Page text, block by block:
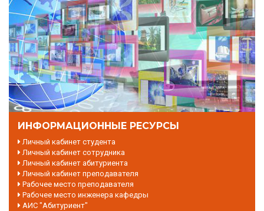
ИНФОРМАЦИОННЫЕ РЕСУРСЫ
Личный кабинет студента
Личный кабинет сотрудника
Личный кабинет абитуриента
Личный кабинет преподавателя
Рабочее место преподавателя
Рабочее место инженера кафедры
АИС "Абитуриент"